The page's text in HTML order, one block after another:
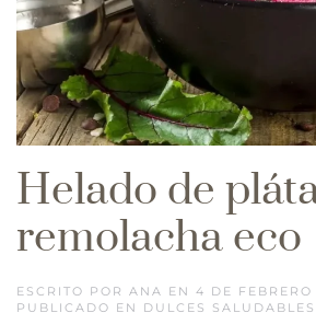
Helado de
remolacha eco
ESCRITO POR ANA EN 4 DE
PUBLICADO EN DULCES SALUDABLES